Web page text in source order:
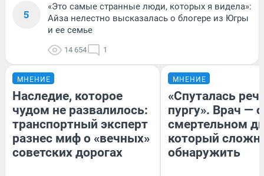
5
«Это самые странные люди, которых я видела»:
Айза нелестно высказалась о блогере из Югры
и ее семье
14 654 1
МНЕНИЕ
Наследие, которое
чудом не развалилось:
транспортный эксперт
разнес миф о «вечных»
советских дорогах
МНЕНИЕ
«Спуталась
пургу». Врач — о
смертельном
который
обнаружить